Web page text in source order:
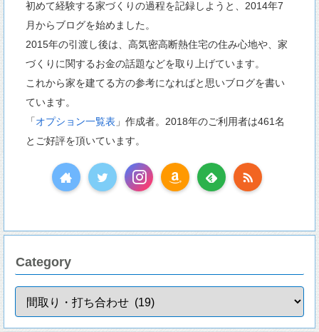
初めて経験する家づくりの過程を記録しようと、2014年7
月からブログを始めました。
2015年の引渡し後は、高気密高断熱住宅の住み心地や、家
づくりに関するお金の話題などを取り上げています。
これから家を建てる方の参考になればと思いブログを書い
ています。
「 オプション一覧表 」作成者。2018年のご利用者は461名
とご好評を頂いています。
Category